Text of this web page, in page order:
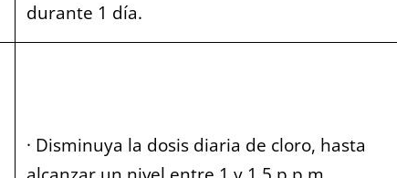
durante 1 día.
· Disminuya la dosis diaria de cloro, hasta